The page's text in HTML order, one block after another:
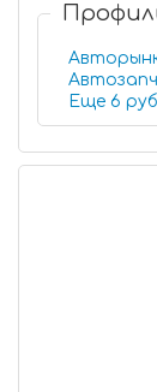
Еще 6